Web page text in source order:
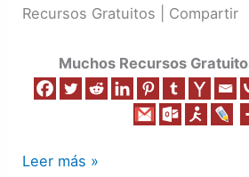
Recursos Gratuitos | Compartir
Muchos Recursos
Leer más »